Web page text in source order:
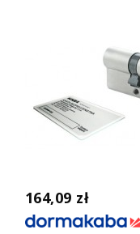
164,09 zł